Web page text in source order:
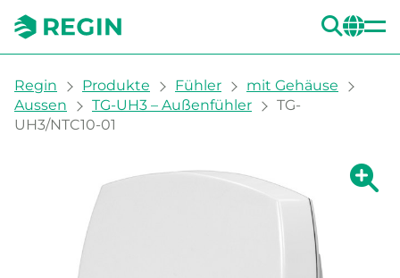
You are here:
Regin Produkte Fühler
mit Gehäuse
Aussen
TG-UH3 – Außenfühler
TG-
UH3/NTC10-01
Zeige